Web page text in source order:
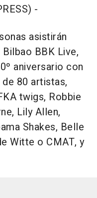
-
asistirán
BBK Live,
aniversario con
80 artistas,
twigs, Robbie
Lily Allen,
Shakes, Belle
Witte o CMAT, y